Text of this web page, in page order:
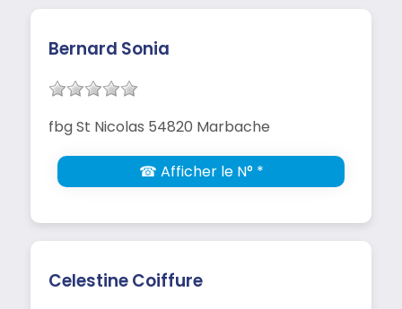
Bernard Sonia
fbg St Nicolas 54820 Marbache
☎ Afficher le N° *
Celestine Coiffure